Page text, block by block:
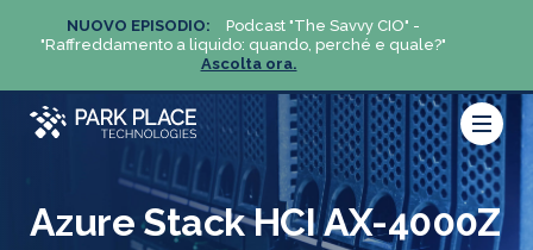
NUOVO EPISODIO:
Podcast "The Savvy CIO" -
"Raffreddamento a liquido: quando, perché e quale?"
Ascolta ora.
Azure Stack HCI AX-4000Z